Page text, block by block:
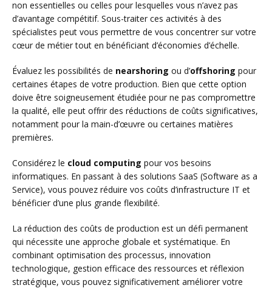
non essentielles ou celles pour lesquelles vous n’avez pas
d’avantage compétitif. Sous-traiter ces activités à des
spécialistes peut vous permettre de vous concentrer sur votre
cœur de métier tout en bénéficiant d’économies d’échelle.
Évaluez les possibilités de nearshoring ou d’offshoring pour
certaines étapes de votre production. Bien que cette option
doive être soigneusement étudiée pour ne pas compromettre
la qualité, elle peut offrir des réductions de coûts significatives,
notamment pour la main-d’œuvre ou certaines matières
premières.
Considérez le cloud computing pour vos besoins
informatiques. En passant à des solutions SaaS (Software as a
Service), vous pouvez réduire vos coûts d’infrastructure IT et
bénéficier d’une plus grande flexibilité.
La réduction des coûts de production est un défi permanent
qui nécessite une approche globale et systématique. En
combinant optimisation des processus, innovation
technologique, gestion efficace des ressources et réflexion
stratégique, vous pouvez significativement améliorer votre